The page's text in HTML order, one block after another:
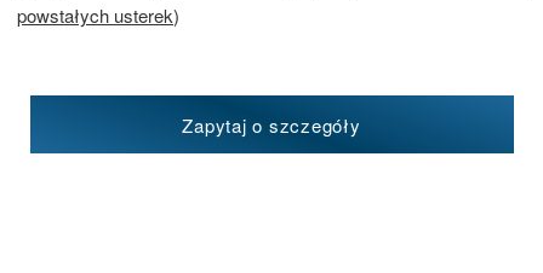
powstałych usterek)
Zapytaj o szczegóły